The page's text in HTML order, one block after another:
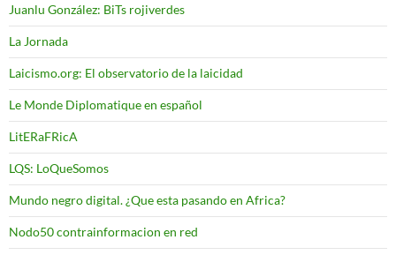
Juanlu González: BiTs rojiverdes
La Jornada
Laicismo.org: El observatorio de la laicidad
Le Monde Diplomatique en español
LitERaFRicA
LQS: LoQueSomos
Mundo negro digital. ¿Que esta pasando en Africa?
Nodo50 contrainformacion en red